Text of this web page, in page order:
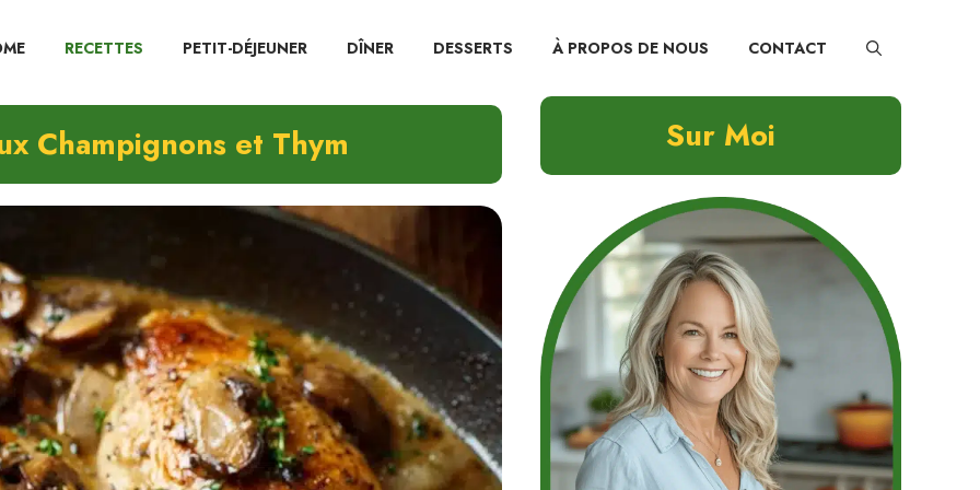
RECETTES PETIT-DÉJEUNER DÎNER DESSERTS À PROPOS DE NOUS CONTACT
Champignons et Thym Sur Moi